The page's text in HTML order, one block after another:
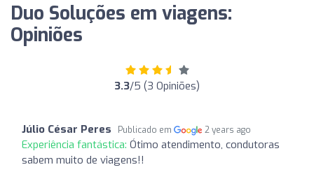
Duo Soluções em viagens:
Opiniões
3.3/5 (3 Opiniões)
Júlio César Peres Publicado em 2 years ago
Experiência fantástica: Ótimo atendimento, condutoras
sabem muito de viagens!!